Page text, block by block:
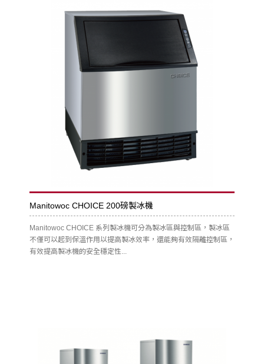
Manitowoc CHOICE 200磅製冰機
Manitowoc CHOICE 系列製冰機可分為製冰區與控制區，製冰區
不僅可以起到保溫作用以提高製冰效率，還能夠有效隔離控制區，
有效提高製冰機的安全穩定性...